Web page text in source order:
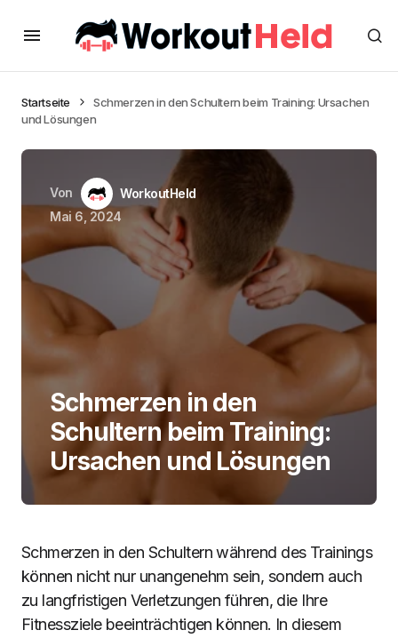
Startseite
Schmerzen in den Schultern beim Training: Ursachen
und Lösungen
Von
WorkoutHeld
Mai 6, 2024
Schmerzen in den
Schultern beim Training:
Ursachen und Lösungen
Schmerzen in den Schultern während des Trainings
können nicht nur unangenehm sein, sondern auch
zu langfristigen Verletzungen führen, die Ihre
Fitnessziele beeinträchtigen können. In diesem